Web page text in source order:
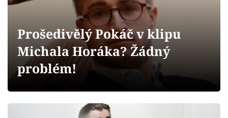
Videa
Sledujte prima+
Prošedivělý Pokáč v klipu
Michala Horáka? Žádný
problém!